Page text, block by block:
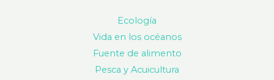
Ecología
Vida en los océanos
Fuente de alimento
Pesca y Acuicultura